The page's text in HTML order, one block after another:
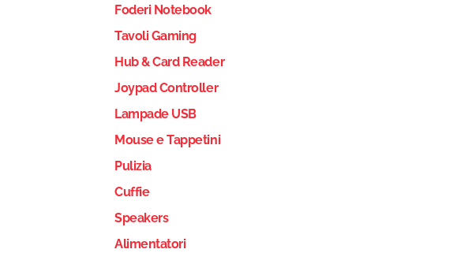
Foderi Notebook
Tavoli Gaming
Hub & Card Reader
Joypad Controller
Lampade USB
Mouse e Tappetini
Pulizia
Cuffie
Speakers
Alimentatori